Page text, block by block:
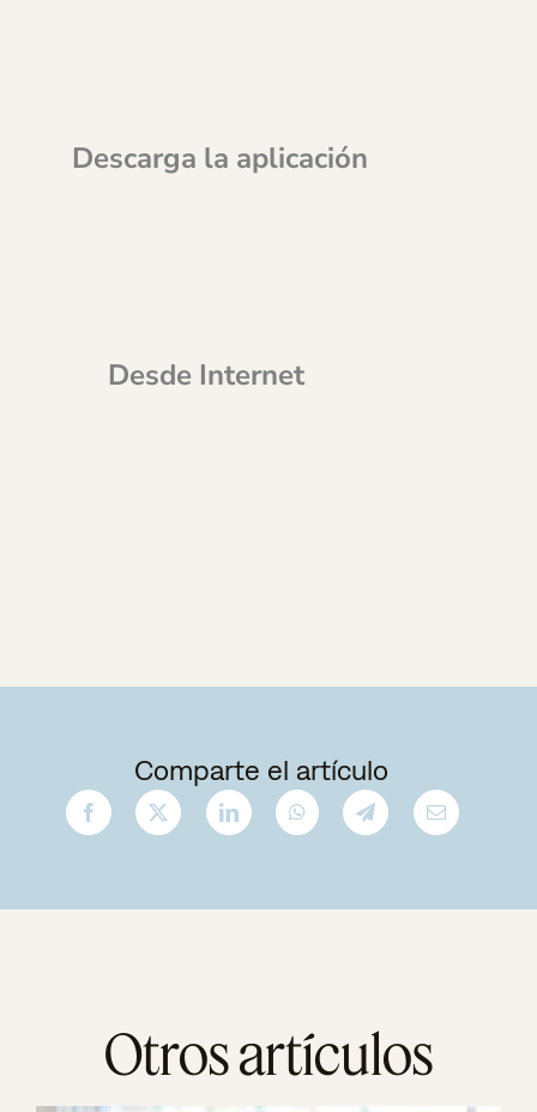
Descarga la aplicación
Desde Internet
Comparte el artículo
Otros artículos